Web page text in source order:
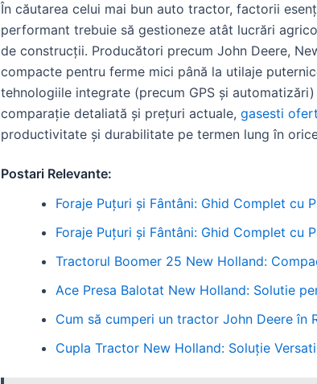
În căutarea celui mai bun auto tractor, factorii
performant trebuie să gestioneze atât lucrări
de construcții. Producători precum John Deere,
compacte pentru ferme mici până la utilaje
tehnologiile integrate (precum GPS și
comparație detaliată și prețuri actuale, gasesti
productivitate și durabilitate pe termen lung în
Postari Relevante:
Foraje Puțuri și Fântâni: Ghid Complet cu
Foraje Puțuri și Fântâni: Ghid Complet cu
Tractorul Boomer 25 New Holland:
Ace Presa Balotat New Holland: Solutie
Cum să cumperi un tractor John Deere în
Cupla Tractor New Holland: Soluție